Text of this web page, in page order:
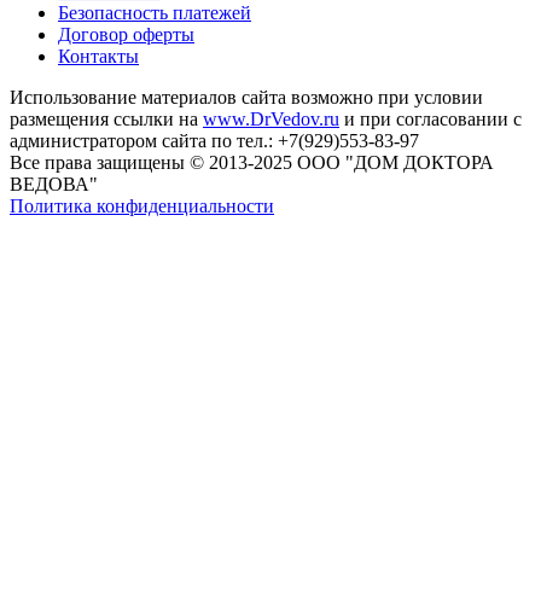
Безопасность платежей
Договор оферты
Контакты
Использование материалов сайта возможно при условии
размещения ссылки на www.DrVedov.ru и при согласовании с
администратором сайта по тел.: +7(929)553-83-97
Все права защищены © 2013-2025 ООО "ДОМ ДОКТОРА
ВЕДОВА"
Политика конфиденциальности